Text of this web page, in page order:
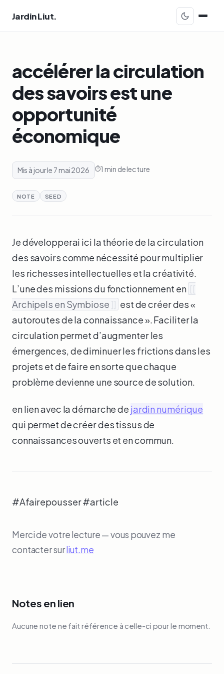
Jardin Liut.
accélérer la circulation
des savoirs est une
opportunité
économique
Mis à jour le 7 mai 2026 1 min de lecture
NOTE SEED
Je développerai ici la théorie de la circulation
des savoirs comme nécessité pour multiplier
les richesses intellectuelles et la créativité.
L’une des missions du fonctionnement en [[
Archipels en Symbiose ]] est de créer des «
autoroutes de la connaissance ». Faciliter la
circulation permet d’augmenter les
émergences, de diminuer les frictions dans les
projets et de faire en sorte que chaque
problème devienne une source de solution.
en lien avec la démarche de jardin numérique
qui permet de créer des tissus de
connaissances ouverts et en commun.
#Afairepousser #article
Merci de votre lecture — vous pouvez me
contacter surliut.me
Notes en lien
Aucune note ne fait référence à celle-ci pour le moment.